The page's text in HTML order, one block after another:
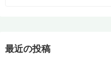
最近の投稿